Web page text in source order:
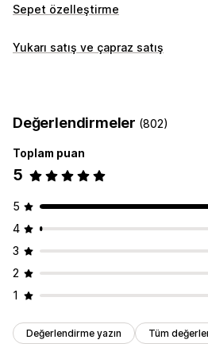
Sepet özelleştirme
Sepet ekranı
Ürün önerileri
Kademeli ödüller
Yukarı satış ve çapraz satış
Tek tıklamalı eklentiler
Sepet
Özel HTML
Çoklu para birimi
Hediye paketi
Ürün önerileri
Paketler Adet indirimleri Hacim
Kademeli indirimler Yapay zeka
Abonelik yükseltmesi
Değerlendirmeler (802)
Toplam puan
5
5
4
3
2
1
Değerlendirme yazın Tüm